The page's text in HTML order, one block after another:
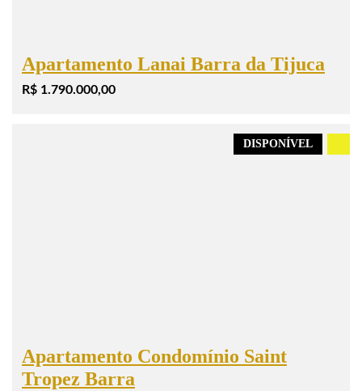
Apartamento Lanai Barra da Tijuca
R$ 1.790.000,00
DISPONÍVEL
Apartamento Condomínio Saint
Tropez Barra